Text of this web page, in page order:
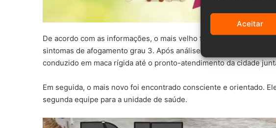
Aceitar
De acordo com as informações, o mais velho foi encontrado
sintomas de afogamento grau 3. Após análise e procedimentos de
conduzido em maca rígida até o pronto-atendimento da cidade
Em seguida, o mais novo foi encontrado consciente e orientado.
segunda equipe para a unidade de saúde.